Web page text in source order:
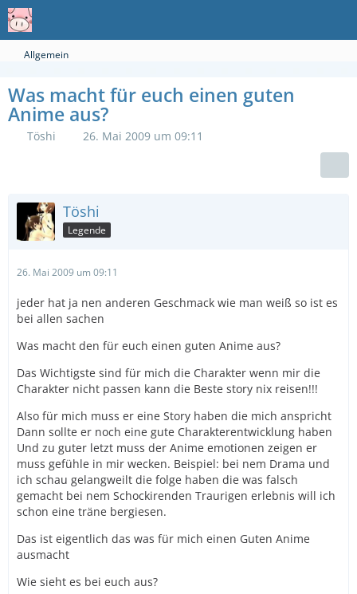
Allgemein
Was macht für euch einen guten
Anime aus?
Töshi 26. Mai 2009 um 09:11
Töshi
Legende
26. Mai 2009 um 09:11
jeder hat ja nen anderen Geschmack wie man weiß so ist es
bei allen sachen
Was macht den für euch einen guten Anime aus?
Das Wichtigste sind für mich die Charakter wenn mir die
Charakter nicht passen kann die Beste story nix reisen!!!
Also für mich muss er eine Story haben die mich anspricht
Dann sollte er noch eine gute Charakterentwicklung haben
Und zu guter letzt muss der Anime emotionen zeigen er
muss gefühle in mir wecken. Beispiel: bei nem Drama und
ich schau gelangweilt die folge haben die was falsch
gemacht bei nem Schockirenden Traurigen erlebnis will ich
schon eine träne bergiesen.
Das ist eigentlich das was für mich einen Guten Anime
ausmacht
Wie sieht es bei euch aus?